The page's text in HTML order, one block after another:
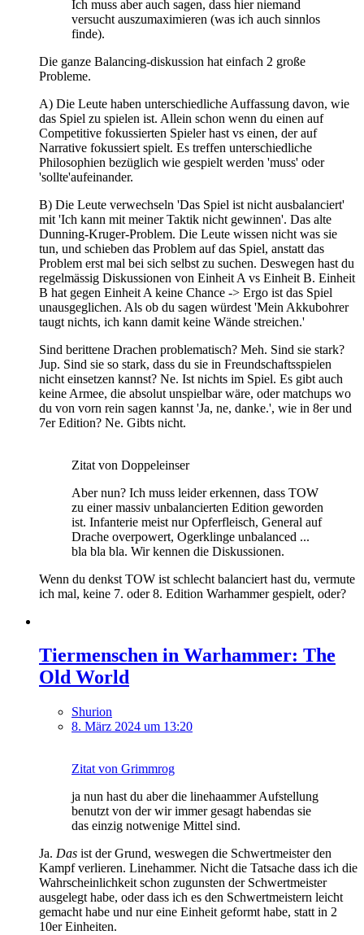
Ich muss aber auch sagen, dass hier niemand
versucht auszumaximieren (was ich auch sinnlos
finde).
Die ganze Balancing-diskussion hat einfach 2 große
Probleme.
A) Die Leute haben unterschiedliche Auffassung davon, wie
das Spiel zu spielen ist. Allein schon wenn du einen auf
Competitive fokussierten Spieler hast vs einen, der auf
Narrative fokussiert spielt. Es treffen unterschiedliche
Philosophien bezüglich wie gespielt werden 'muss' oder
'sollte'aufeinander.
B) Die Leute verwechseln 'Das Spiel ist nicht ausbalanciert'
mit 'Ich kann mit meiner Taktik nicht gewinnen'. Das alte
Dunning-Kruger-Problem. Die Leute wissen nicht was sie
tun, und schieben das Problem auf das Spiel, anstatt das
Problem erst mal bei sich selbst zu suchen. Deswegen hast du
regelmässig Diskussionen von Einheit A vs Einheit B. Einheit
B hat gegen Einheit A keine Chance -> Ergo ist das Spiel
unausgeglichen. Als ob du sagen würdest 'Mein Akkubohrer
taugt nichts, ich kann damit keine Wände streichen.'
Sind berittene Drachen problematisch? Meh. Sind sie stark?
Jup. Sind sie so stark, dass du sie in Freundschaftsspielen
nicht einsetzen kannst? Ne. Ist nichts im Spiel. Es gibt auch
keine Armee, die absolut unspielbar wäre, oder matchups wo
du von vorn rein sagen kannst 'Ja, ne, danke.', wie in 8er und
7er Edition? Ne. Gibts nicht.
Zitat von Doppeleinser
Aber nun? Ich muss leider erkennen, dass TOW
zu einer massiv unbalancierten Edition geworden
ist. Infanterie meist nur Opferfleisch, General auf
Drache overpowert, Ogerklinge unbalanced ...
bla bla bla. Wir kennen die Diskussionen.
Wenn du denkst TOW ist schlecht balanciert hast du, vermute
ich mal, keine 7. oder 8. Edition Warhammer gespielt, oder?
Tiermenschen in Warhammer: The
Old World
Shurion
8. März 2024 um 13:20
Zitat von Grimmrog
ja nun hast du aber die linehaammer Aufstellung
benutzt von der wir immer gesagt habendas sie
das einzig notwenige Mittel sind.
Ja. Das ist der Grund, weswegen die Schwertmeister den
Kampf verlieren. Linehammer. Nicht die Tatsache dass ich die
Wahrscheinlichkeit schon zugunsten der Schwertmeister
ausgelegt habe, oder dass ich es den Schwertmeistern leicht
gemacht habe und nur eine Einheit geformt habe, statt in 2
10er Einheiten.